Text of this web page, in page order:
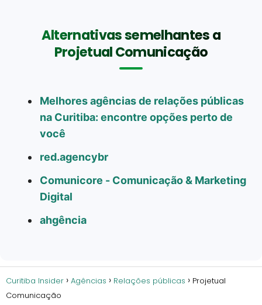
Alternativas semelhantes a
Projetual Comunicação
Melhores agências de relações públicas
na Curitiba: encontre opções perto de
você
red.agencybr
Comunicore - Comunicação & Marketing
Digital
ahgência
Curitiba Insider Agências Relações públicas
Projetual
Comunicação